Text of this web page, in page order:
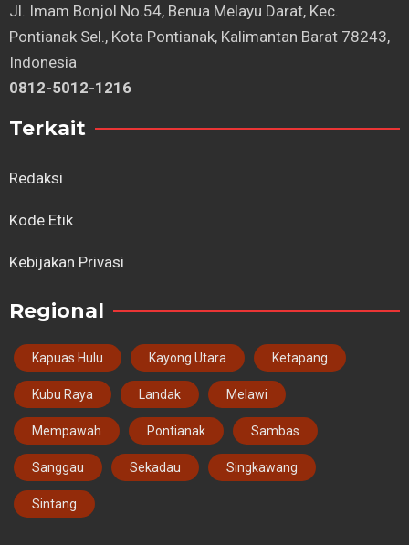
⁠Jl. Imam Bonjol No.54, Benua Melayu Darat, Kec.
Pontianak Sel., Kota Pontianak, Kalimantan Barat 78243,
Indonesia
0812-5012-1216
Terkait
Redaksi
Kode Etik
Kebijakan Privasi
Regional
Kapuas Hulu Kayong Utara Ketapang
Kubu Raya Landak Melawi
Mempawah Pontianak Sambas
Sanggau Sekadau Singkawang
Sintang